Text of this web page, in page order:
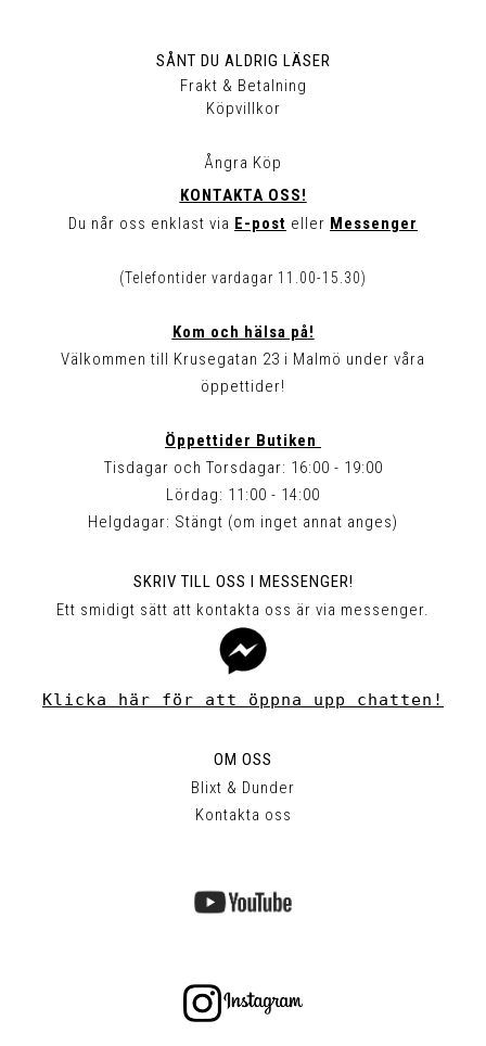
SÅNT DU ALDRIG LÄSER
Frakt & Betalning
Köpvillkor
Ångra Köp
KONTAKTA OSS!
Du når oss enklast via E-post eller Messenger
(Telefontider vardagar 11.00-15.30)
Kom och hälsa på!
Välkommen till Krusegatan 23 i Malmö under våra
öppettider!
Öppettider Butiken
Tisdagar och Torsdagar: 16:00 - 19:00
Lördag: 11:00 - 14:00
Helgdagar: Stängt (om inget annat anges)
SKRIV TILL OSS I MESSENGER!
Ett smidigt sätt att kontakta oss är via messenger.
Klicka här för att öppna upp chatten!
OM OSS
Blixt & Dunder
Kontakta oss